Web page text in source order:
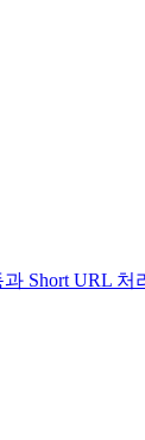
Short URL